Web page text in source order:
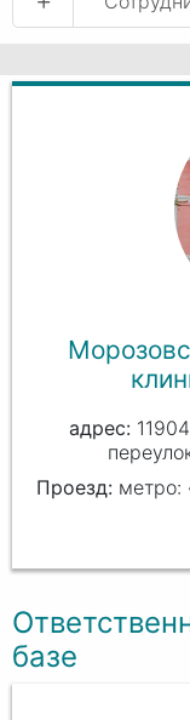
Проезд: метро:
базе